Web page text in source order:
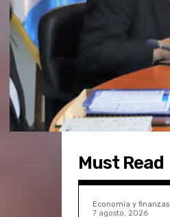
Must Read
Economía y finanzas
7 agosto, 2026